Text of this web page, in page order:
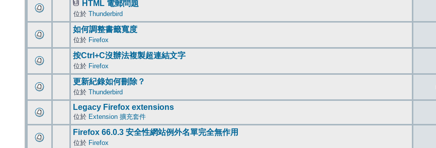
HTML 電郵問題
位於 Thunderbird
如何調整書籤寬度
位於 Firefox
按Ctrl+C沒辦法複製超連結文字
位於 Firefox
更新紀錄如何刪除？
位於 Thunderbird
Legacy Firefox extensions
位於 Extension 擴充套件
Firefox 66.0.3 安全性網站例外名單完全無作用
位於 Firefox